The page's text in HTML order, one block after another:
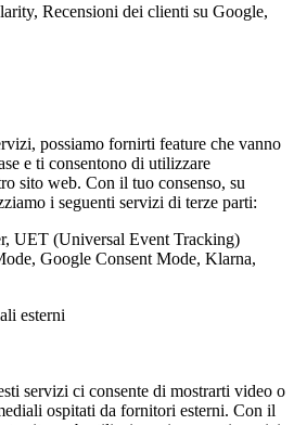
Recensioni dei clienti su Google,
possiamo fornirti feature che vanno
e ti consentono di utilizzare
sito web. Con il tuo consenso, su
i seguenti servizi di terze parti:
UET (Universal Event Tracking)
Google Consent Mode, Klarna,
esterni
servizi ci consente di mostrarti video o
ospitati da fornitori esterni. Con il